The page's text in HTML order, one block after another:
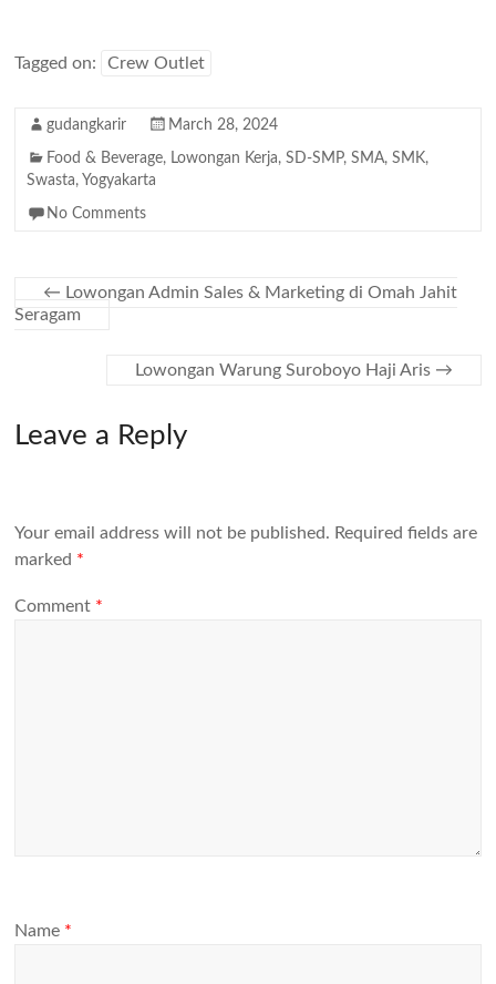
Tagged on: Crew Outlet
gudangkarir March 28, 2024
Food & Beverage, Lowongan Kerja,SD-SMP,SMA,SMK,
Swasta, Yogyakarta
No Comments
← Lowongan Admin Sales & Marketing di Omah Jahit
Seragam
Lowongan Warung Suroboyo Haji Aris →
Leave a Reply
Your email address will not be published. Required fields are
marked *
Comment *
Name *